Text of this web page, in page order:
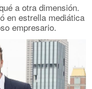
a otra dimensión.
en estrella mediática
empresario.